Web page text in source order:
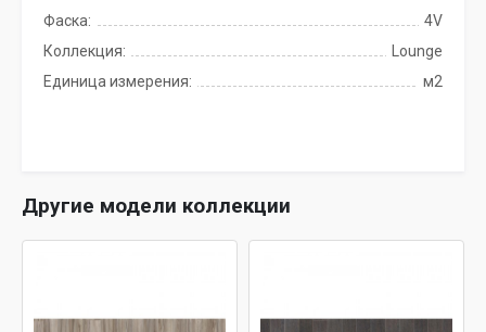
Фаска:
4V
Коллекция:
Lounge
Единица измерения:
м2
Другие модели коллекции